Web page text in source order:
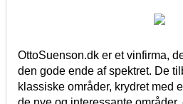
OttoSuenson.dk er et vinfirma,
den gode ende af spektret. De
klassiske områder, krydret med